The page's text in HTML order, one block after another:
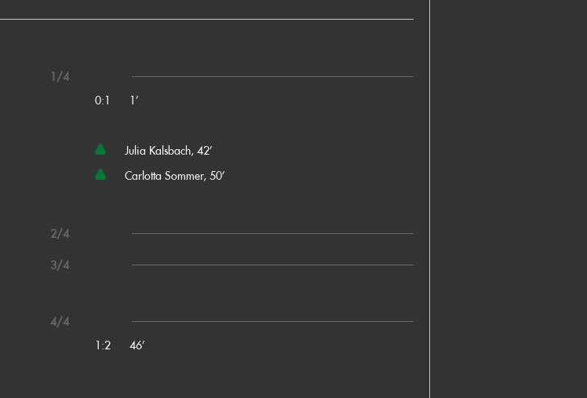
1/4
0:1
1’
Julia Kalsbach, 42’
Carlotta Sommer, 50’
2/4
3/4
4/4
1:2
46’